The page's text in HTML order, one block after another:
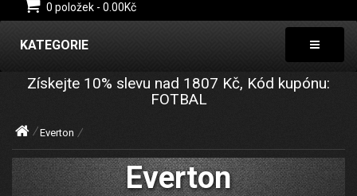
0 položek - 0.00Kč
KATEGORIE
Získejte 10% slevu nad 1807 Kč, Kód kupónu:
FOTBAL
Everton
Everton